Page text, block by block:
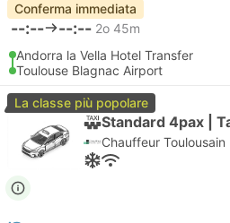
Conferma immediata
--:-- --:-- 2o 45m
Andorra la Vella Hotel Transfer
Toulouse Blagnac Airport
La classe più popolare
Standard 4pax |
Chauffeur Toulousain